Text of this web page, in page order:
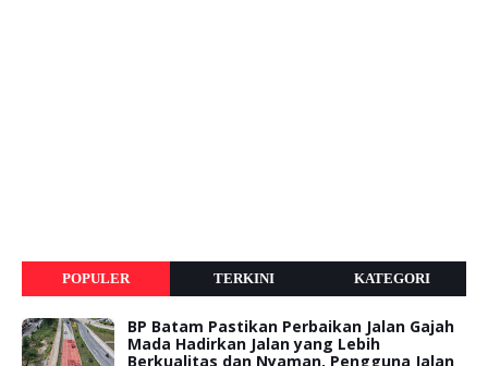
POPULER TERKINI KATEGORI
BP Batam Pastikan Perbaikan Jalan Gajah
Mada Hadirkan Jalan yang Lebih
Berkualitas dan Nyaman, Pengguna Jalan